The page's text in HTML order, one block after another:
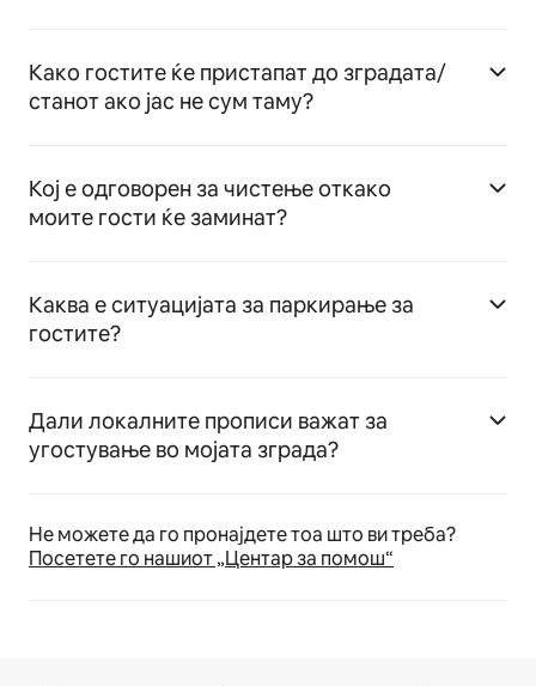
Како гостите ќе пристапат до зградата/
станот ако јас не сум таму?
Кој е одговорен за чистење откако
моите гости ќе заминат?
Каква е ситуацијата за паркирање за
гостите?
Дали локалните прописи важат за
угостување во мојата зграда?
Не можете да го пронајдете тоа што ви треба?
Посетете го нашиот „Центар за помош“